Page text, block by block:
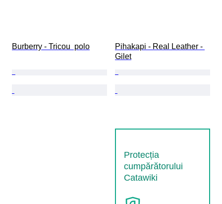
Burberry - Tricou  polo
Pihakapi - Real Leather -
Gilet
Protecția
cumpărătorului
Catawiki